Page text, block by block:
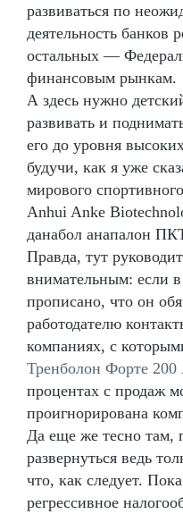
развиваться по
деятельность банков
остальных —
финансовым рынкам.
А здесь нужно
развивать и
его до уровня
будучи, как я уже
мирового
Anhui Anke
данабол анапалон
Правда, тут
внимательным: если в
прописано, что он
работодателю
компаниях, с
Тренболон Форте
процентах с продаж
проигнорирована
Да еще же тесно
развернуться ведь
что, как следует.
регрессивное